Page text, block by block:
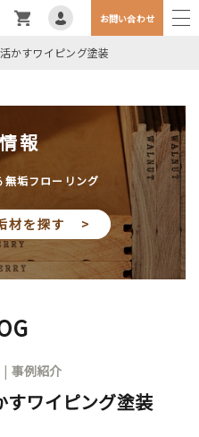
お問い合わせ
かすワイピング塗装
報
無垢フローリング
材を探す >
| 事例紹介
すワイピング塗装